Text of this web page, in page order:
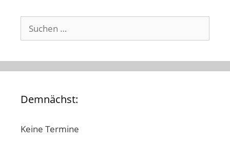
Suchen
nach:
Demnächst:
Keine Termine